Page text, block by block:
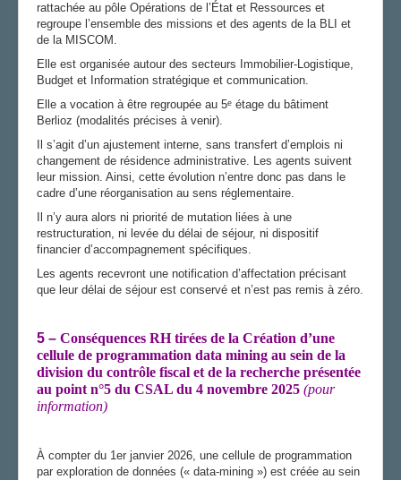
rattachée au pôle Opérations de l’État et Ressources et
regroupe l’ensemble des missions et des agents de la BLI et
de la MISCOM.
Elle est organisée autour des secteurs Immobilier-Logistique,
Budget et Information stratégique et communication.
Elle a vocation à être regroupée au 5ᵉ étage du bâtiment
Berlioz (modalités précises à venir).
Il s’agit d’un ajustement interne, sans transfert d’emplois ni
changement de résidence administrative. Les agents suivent
leur mission. Ainsi, cette évolution n’entre donc pas dans le
cadre d’une réorganisation au sens réglementaire.
Il n’y aura alors ni priorité de mutation liées à une
restructuration, ni levée du délai de séjour, ni dispositif
financier d’accompagnement spécifiques.
Les agents recevront une notification d’affectation précisant
que leur délai de séjour est conservé et n’est pas remis à zéro.
5 – Conséquences RH tirées de la Création d’une
cellule de programmation data mining au sein de la
division du contrôle fiscal et de la recherche présentée
au point n°5 du CSAL du 4 novembre 2025 (pour
information)
À compter du 1er janvier 2026, une cellule de programmation
par exploration de données (« data-mining ») est créée au sein